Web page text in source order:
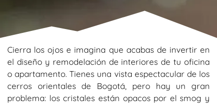
Cierra los ojos e imagina que acabas de invertir en
el diseño y remodelación de interiores de tu oficina
o apartamento. Tienes una vista espectacular de los
cerros orientales de Bogotá, pero hay un gran
problema: los cristales están opacos por el smog y